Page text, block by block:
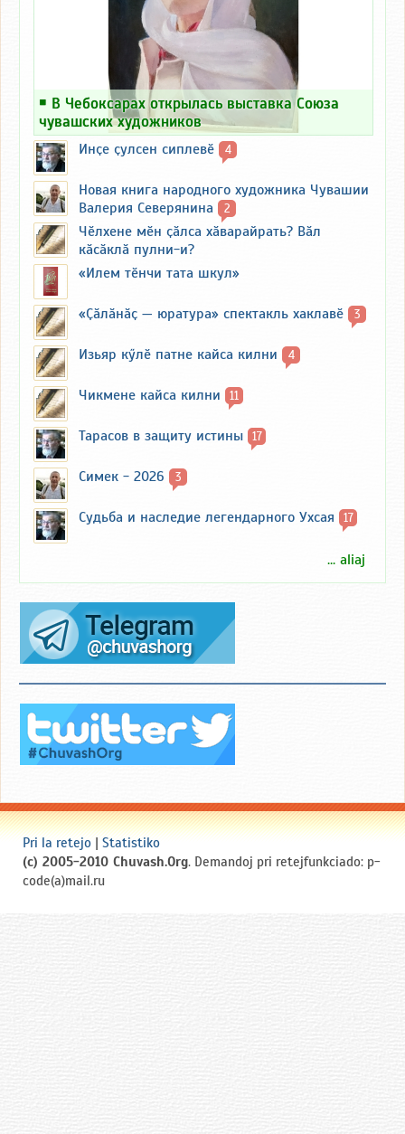
￭ В Чебоксарах открылась выставка Союза
чувашских художников
Инҫе ҫулсен сиплевӗ 4
Новая книга народного художника Чувашии
Валерия Северянина
2
Чӗлхене мӗн ҫӑлса хӑварайрать? Вӑл
кӑсӑклӑ пулни-и?
«Илем тӗнчи тата шкул»
«Ҫӑлӑнӑҫ — юратура» спектакль хаклавӗ 3
Изьяр кӳлӗ патне кайса килни 4
Чикмене кайса килни 11
Тарасов в защиту истины 17
Симек - 2026 3
Судьба и наследие легендарного Ухсая 17
... aliaj
Pri la retejo | Statistiko
(c) 2005-2010 Chuvash.Org. Demandoj pri retejfunkciado: p-
code(a)mail.ru